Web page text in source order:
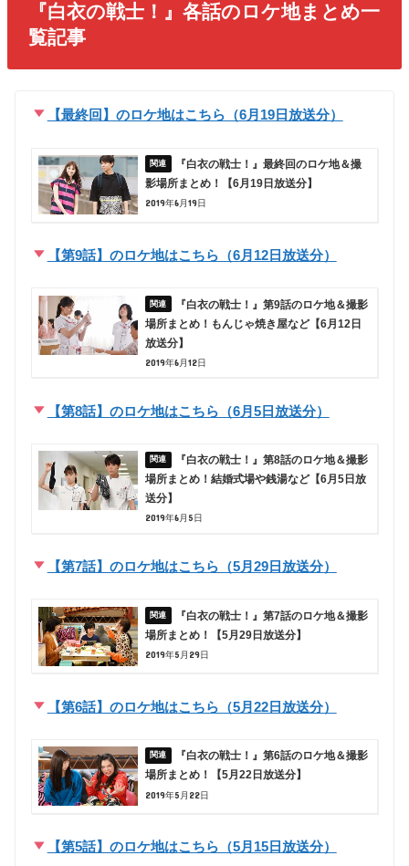
『白衣の戦士！』各話のロケ地まとめ一
覧記事
【最終回】のロケ地はこちら（6月19日放送分）
『白衣の戦士！』最終回のロケ地＆撮
影場所まとめ！【6月19日放送分】
2019年6月19日
【第9話】のロケ地はこちら（6月12日放送分）
『白衣の戦士！』第9話のロケ地＆撮影
場所まとめ！もんじゃ焼き屋など【6月12日
放送分】
2019年6月12日
【第8話】のロケ地はこちら（6月5日放送分）
『白衣の戦士！』第8話のロケ地＆撮影
場所まとめ！結婚式場や銭湯など【6月5日放
送分】
2019年6月5日
【第7話】のロケ地はこちら（5月29日放送分）
『白衣の戦士！』第7話のロケ地＆撮影
場所まとめ！【5月29日放送分】
2019年5月29日
【第6話】のロケ地はこちら（5月22日放送分）
『白衣の戦士！』第6話のロケ地＆撮影
場所まとめ！【5月22日放送分】
2019年5月22日
【第5話】のロケ地はこちら（5月15日放送分）